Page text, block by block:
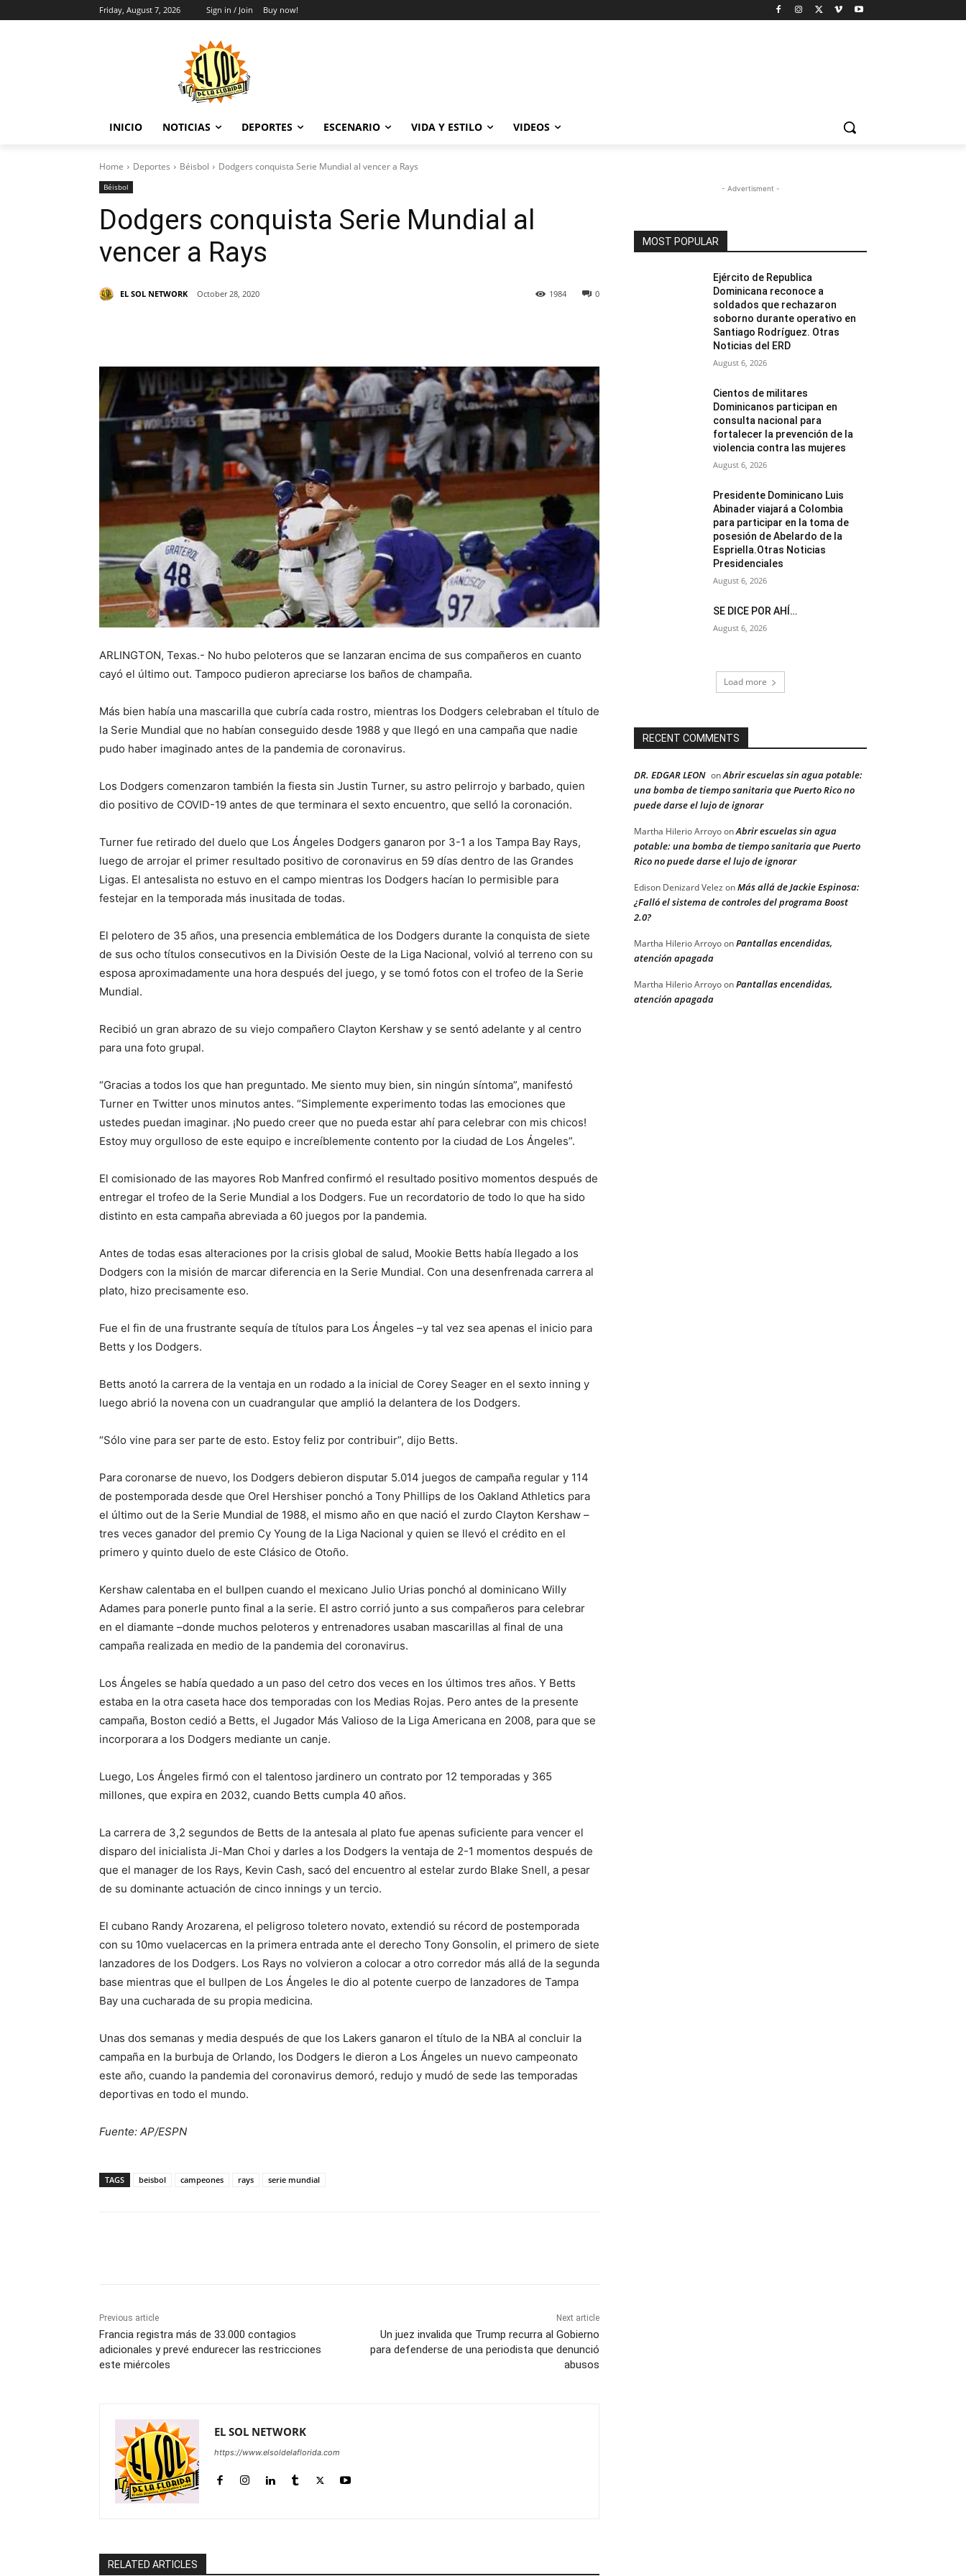
Friday, August 7, 2026 Sign in / Join Buy now!
INICIO NOTICIAS DEPORTES ESCENARIO VIDA Y ESTILO VIDEOS
Home Deportes Béisbol Dodgers conquista Serie Mundial al vencer a Rays
Béisbol
Dodgers conquista Serie Mundial al
vencer a Rays
EL SOL NETWORK October 28, 2020 0
1984
ARLINGTON, Texas.- No hubo peloteros que se lanzaran encima de sus compañeros en cuanto
cayó el último out. Tampoco pudieron apreciarse los baños de champaña.
Más bien había una mascarilla que cubría cada rostro, mientras los Dodgers celebraban el título de
la Serie Mundial que no habían conseguido desde 1988 y que llegó en una campaña que nadie
pudo haber imaginado antes de la pandemia de coronavirus.
Los Dodgers comenzaron también la fiesta sin Justin Turner, su astro pelirrojo y barbado, quien
dio positivo de COVID-19 antes de que terminara el sexto encuentro, que selló la coronación.
Turner fue retirado del duelo que Los Ángeles Dodgers ganaron por 3-1 a los Tampa Bay Rays,
luego de arrojar el primer resultado positivo de coronavirus en 59 días dentro de las Grandes
Ligas. El antesalista no estuvo en el campo mientras los Dodgers hacían lo permisible para
festejar en la temporada más inusitada de todas.
El pelotero de 35 años, una presencia emblemática de los Dodgers durante la conquista de siete
de sus ocho títulos consecutivos en la División Oeste de la Liga Nacional, volvió al terreno con su
esposa aproximadamente una hora después del juego, y se tomó fotos con el trofeo de la Serie
Mundial.
Recibió un gran abrazo de su viejo compañero Clayton Kershaw y se sentó adelante y al centro
para una foto grupal.
“Gracias a todos los que han preguntado. Me siento muy bien, sin ningún síntoma”, manifestó
Turner en Twitter unos minutos antes. “Simplemente experimento todas las emociones que
ustedes puedan imaginar. ¡No puedo creer que no pueda estar ahí para celebrar con mis chicos!
Estoy muy orgulloso de este equipo e increíblemente contento por la ciudad de Los Ángeles”.
El comisionado de las mayores Rob Manfred confirmó el resultado positivo momentos después de
entregar el trofeo de la Serie Mundial a los Dodgers. Fue un recordatorio de todo lo que ha sido
distinto en esta campaña abreviada a 60 juegos por la pandemia.
Antes de todas esas alteraciones por la crisis global de salud, Mookie Betts había llegado a los
Dodgers con la misión de marcar diferencia en la Serie Mundial. Con una desenfrenada carrera al
plato, hizo precisamente eso.
Fue el fin de una frustrante sequía de títulos para Los Ángeles –y tal vez sea apenas el inicio para
Betts y los Dodgers.
Betts anotó la carrera de la ventaja en un rodado a la inicial de Corey Seager en el sexto inning y
luego abrió la novena con un cuadrangular que amplió la delantera de los Dodgers.
“Sólo vine para ser parte de esto. Estoy feliz por contribuir”, dijo Betts.
Para coronarse de nuevo, los Dodgers debieron disputar 5.014 juegos de campaña regular y 114
de postemporada desde que Orel Hershiser ponchó a Tony Phillips de los Oakland Athletics para
el último out de la Serie Mundial de 1988, el mismo año en que nació el zurdo Clayton Kershaw –
tres veces ganador del premio Cy Young de la Liga Nacional y quien se llevó el crédito en el
primero y quinto duelo de este Clásico de Otoño.
Kershaw calentaba en el bullpen cuando el mexicano Julio Urias ponchó al dominicano Willy
Adames para ponerle punto final a la serie. El astro corrió junto a sus compañeros para celebrar
en el diamante –donde muchos peloteros y entrenadores usaban mascarillas al final de una
campaña realizada en medio de la pandemia del coronavirus.
Los Ángeles se había quedado a un paso del cetro dos veces en los últimos tres años. Y Betts
estaba en la otra caseta hace dos temporadas con los Medias Rojas. Pero antes de la presente
campaña, Boston cedió a Betts, el Jugador Más Valioso de la Liga Americana en 2008, para que se
incorporara a los Dodgers mediante un canje.
Luego, Los Ángeles firmó con el talentoso jardinero un contrato por 12 temporadas y 365
millones, que expira en 2032, cuando Betts cumpla 40 años.
La carrera de 3,2 segundos de Betts de la antesala al plato fue apenas suficiente para vencer el
disparo del inicialista Ji-Man Choi y darles a los Dodgers la ventaja de 2-1 momentos después de
que el manager de los Rays, Kevin Cash, sacó del encuentro al estelar zurdo Blake Snell, a pesar
de su dominante actuación de cinco innings y un tercio.
El cubano Randy Arozarena, el peligroso toletero novato, extendió su récord de postemporada
con su 10mo vuelacercas en la primera entrada ante el derecho Tony Gonsolin, el primero de siete
lanzadores de los Dodgers. Los Rays no volvieron a colocar a otro corredor más allá de la segunda
base mientras que el bullpen de Los Ángeles le dio al potente cuerpo de lanzadores de Tampa
Bay una cucharada de su propia medicina.
Unas dos semanas y media después de que los Lakers ganaron el título de la NBA al concluir la
campaña en la burbuja de Orlando, los Dodgers le dieron a Los Ángeles un nuevo campeonato
este año, cuando la pandemia del coronavirus demoró, redujo y mudó de sede las temporadas
deportivas en todo el mundo.
Fuente: AP/ESPN
TAGS beisbol campeones rays serie mundial
Previous article
Francia registra más de 33.000 contagios
adicionales y prevé endurecer las restricciones
este miércoles
Next article
Un juez invalida que Trump recurra al Gobierno
para defenderse de una periodista que denunció
abusos
EL SOL NETWORK
https://www.elsoldelaflorida.com
RELATED ARTICLES
- Advertisment -
MOST POPULAR
Ejército de Republica
Dominicana reconoce a
soldados que rechazaron
soborno durante operativo en
Santiago Rodríguez. Otras
Noticias del ERD
August 6, 2026
Cientos de militares
Dominicanos participan en
consulta nacional para
fortalecer la prevención de la
violencia contra las mujeres
August 6, 2026
Presidente Dominicano Luis
Abinader viajará a Colombia
para participar en la toma de
posesión de Abelardo de la
Espriella.Otras Noticias
Presidenciales
August 6, 2026
SE DICE POR AHÍ…
August 6, 2026
Load more
RECENT COMMENTS
DR. EDGAR LEON onAbrir escuelas sin agua potable:
una bomba de tiempo sanitaria que Puerto Rico no
puede darse el lujo de ignorar
Martha Hilerio ArroyoonAbrir escuelas sin agua
potable: una bomba de tiempo sanitaria que Puerto
Rico no puede darse el lujo de ignorar
Edison Denizard Velez onMás allá de Jackie Espinosa:
¿Falló el sistema de controles del programa Boost
2.0?
Martha Hilerio ArroyoonPantallas encendidas,
atención apagada
Martha Hilerio ArroyoonPantallas encendidas,
atención apagada